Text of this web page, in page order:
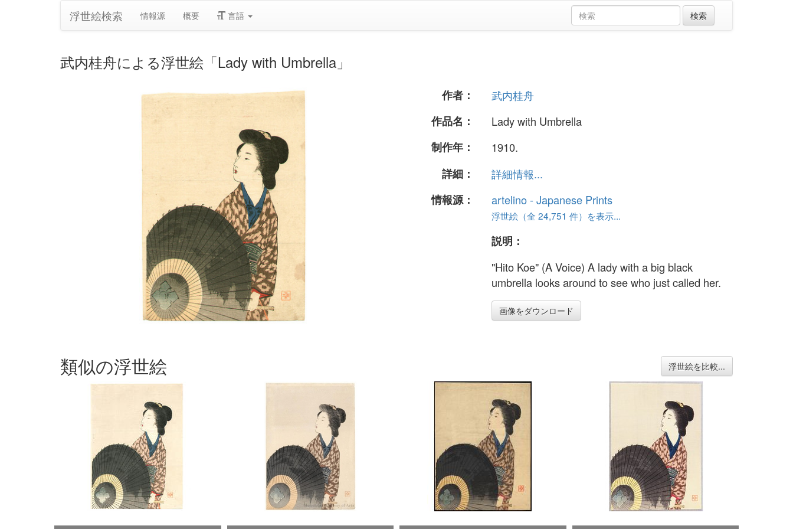
浮世絵検索 情報源 概要 言語
武内桂舟による浮世絵「Lady with Umbrella」
作者：
武内桂舟
作品名：
Lady with Umbrella
制作年：
1910.
詳細：
詳細情報...
情報源：
artelino - Japanese Prints
浮世絵（全 24,751 件）を表示...
説明：
"Hito Koe" (A Voice) A lady with a big black
umbrella looks around to see who just called her.
画像をダウンロード
類似の浮世絵 浮世絵を比較...